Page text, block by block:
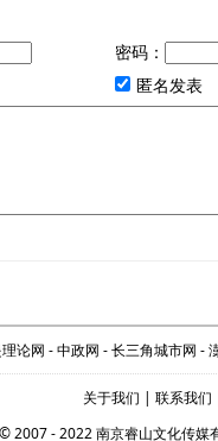
密码：
匿名发表
论网 -中政网 -长三角城市网 -
关于我们 | 联系我们
2007 - 2022 南京睿山文化传媒